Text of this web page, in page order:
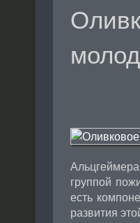
группой
есть
развития